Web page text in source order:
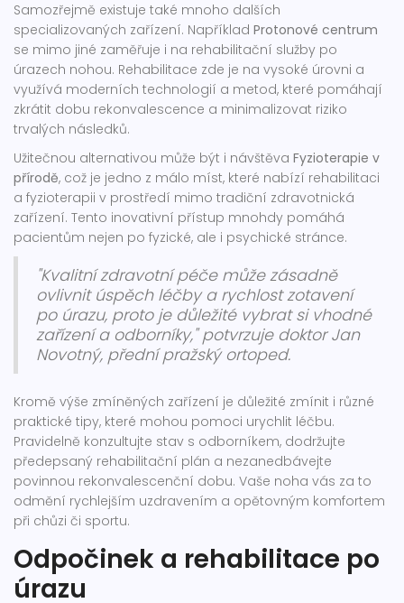
Samozřejmě existuje také mnoho dalších
specializovaných zařízení. Například Protonové centrum
se mimo jiné zaměřuje i na rehabilitační služby po
úrazech nohou. Rehabilitace zde je na vysoké úrovni a
využívá moderních technologií a metod, které pomáhají
zkrátit dobu rekonvalescence a minimalizovat riziko
trvalých následků.
Užitečnou alternativou může být i návštěva Fyzioterapie v
přírodě, což je jedno z málo míst, které nabízí rehabilitaci
a fyzioterapii v prostředí mimo tradiční zdravotnická
zařízení. Tento inovativní přístup mnohdy pomáhá
pacientům nejen po fyzické, ale i psychické stránce.
"Kvalitní zdravotní péče může zásadně
ovlivnit úspěch léčby a rychlost zotavení
po úrazu, proto je důležité vybrat si vhodné
zařízení a odborníky," potvrzuje doktor Jan
Novotný, přední pražský ortoped.
Kromě výše zmíněných zařízení je důležité zmínit i různé
praktické tipy, které mohou pomoci urychlit léčbu.
Pravidelně konzultujte stav s odborníkem, dodržujte
předepsaný rehabilitační plán a nezanedbávejte
povinnou rekonvalescenční dobu. Vaše noha vás za to
odmění rychlejším uzdravením a opětovným komfortem
při chůzi či sportu.
Odpočinek a rehabilitace po
úrazu